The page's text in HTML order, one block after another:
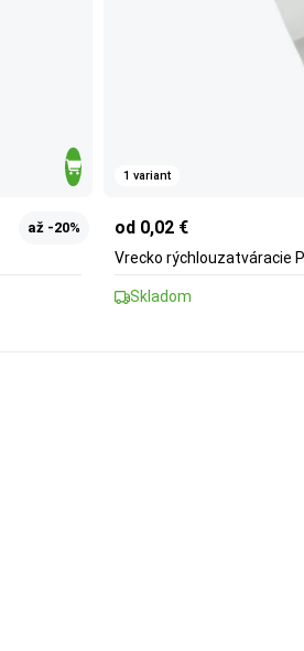
až -20%
1 variant
od 0,02 €
Vrecko rýchlouzatváracie
Skladom